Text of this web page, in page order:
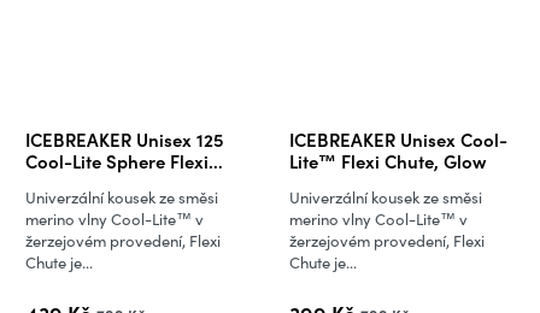
ICEBREAKER Unisex 125
Cool-Lite Sphere Flexi
Univerzální kousek ze směsi
merino vlny Cool-Lite™ v
žerzejovém provedení, Flexi
Chute je...
ICEBREAKER Unisex Cool-
Lite™ Flexi Chute, Glow
Univerzální kousek ze směsi
merino vlny Cool-Lite™ v
žerzejovém provedení, Flexi
Chute je...